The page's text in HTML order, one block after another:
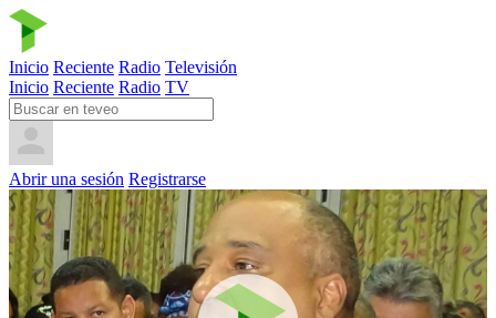
Inicio Reciente Radio Televisión
Inicio Reciente Radio TV
Abrir una sesión Registrarse